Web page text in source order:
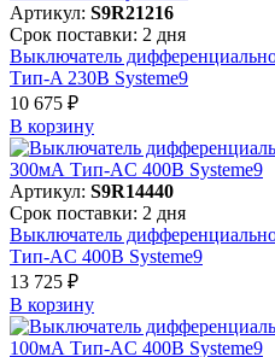
Артикул: S9R21216
Срок поставки: 2 дня
Выключатель
Тип-A 230В Systeme9
10 675 ₽
В корзинy
Артикул: S9R14440
Срок поставки: 2 дня
Выключатель
Тип-AC 400В Systeme9
13 725 ₽
В корзинy